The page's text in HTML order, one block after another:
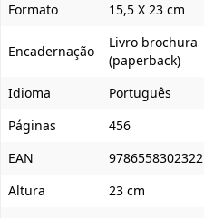
Formato
15,5 X 23 cm
Encadernação
Livro brochura
(paperback)
Idioma
Português
Páginas
456
EAN
9786558302322
Altura
23 cm